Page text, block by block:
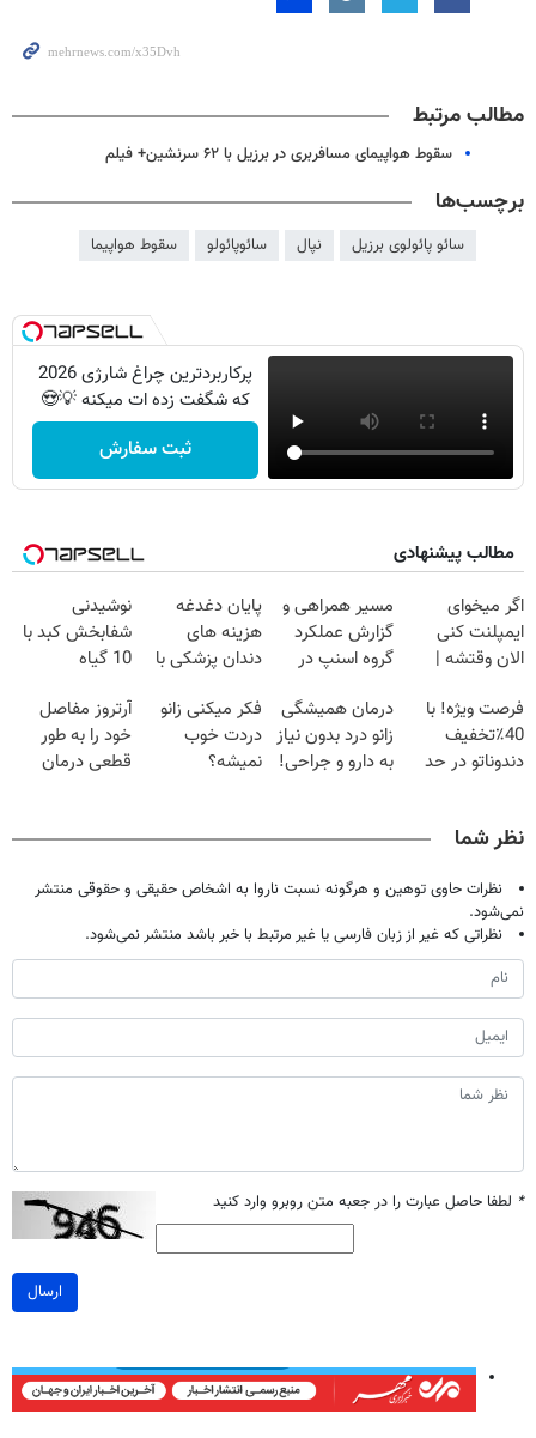
مطالب مرتبط
سقوط هواپیمای مسافربری در برزیل با ۶۲ سرنشین+ فیلم
برچسب‌ها
سائو پائولوی برزیل نپال سائوپائولو سقوط هواپیما
پرکاربردترین چراغ شارژی 2026
که شگفت زده ات میکنه 💡😍
ثبت سفارش
مطالب پیشنهادی
اگر میخوای
ایمپلنت کنی
الان وقتشه |
میلیون تومان!!!
مسیر همراهی و
گزارش عملکرد
گروه اسنپ در
پایان دغدغه
هزینه های
دندان پزشکی با
خانگی
نوشیدنی
شفابخش کبد با
10 گیاه
امشب)
فرصت ویژه! با
40٪تخفیف
دندوناتو در حد
درمان همیشگی
زانو درد بدون نیاز
به دارو و جراحی!
فکر میکنی زانو
دردت خوب
نمیشه؟
(پرسش‌نامه)
آرتروز مفاصل
خود را به طور
قطعی درمان
نظر شما
نظرات حاوی توهین و هرگونه نسبت ناروا به اشخاص حقیقی و حقوقی منتشر
نمی‌شود.
نظراتی که غیر از زبان فارسی یا غیر مرتبط با خبر باشد منتشر نمی‌شود.
* لطفا حاصل عبارت را در جعبه متن روبرو وارد کنید
ارسال